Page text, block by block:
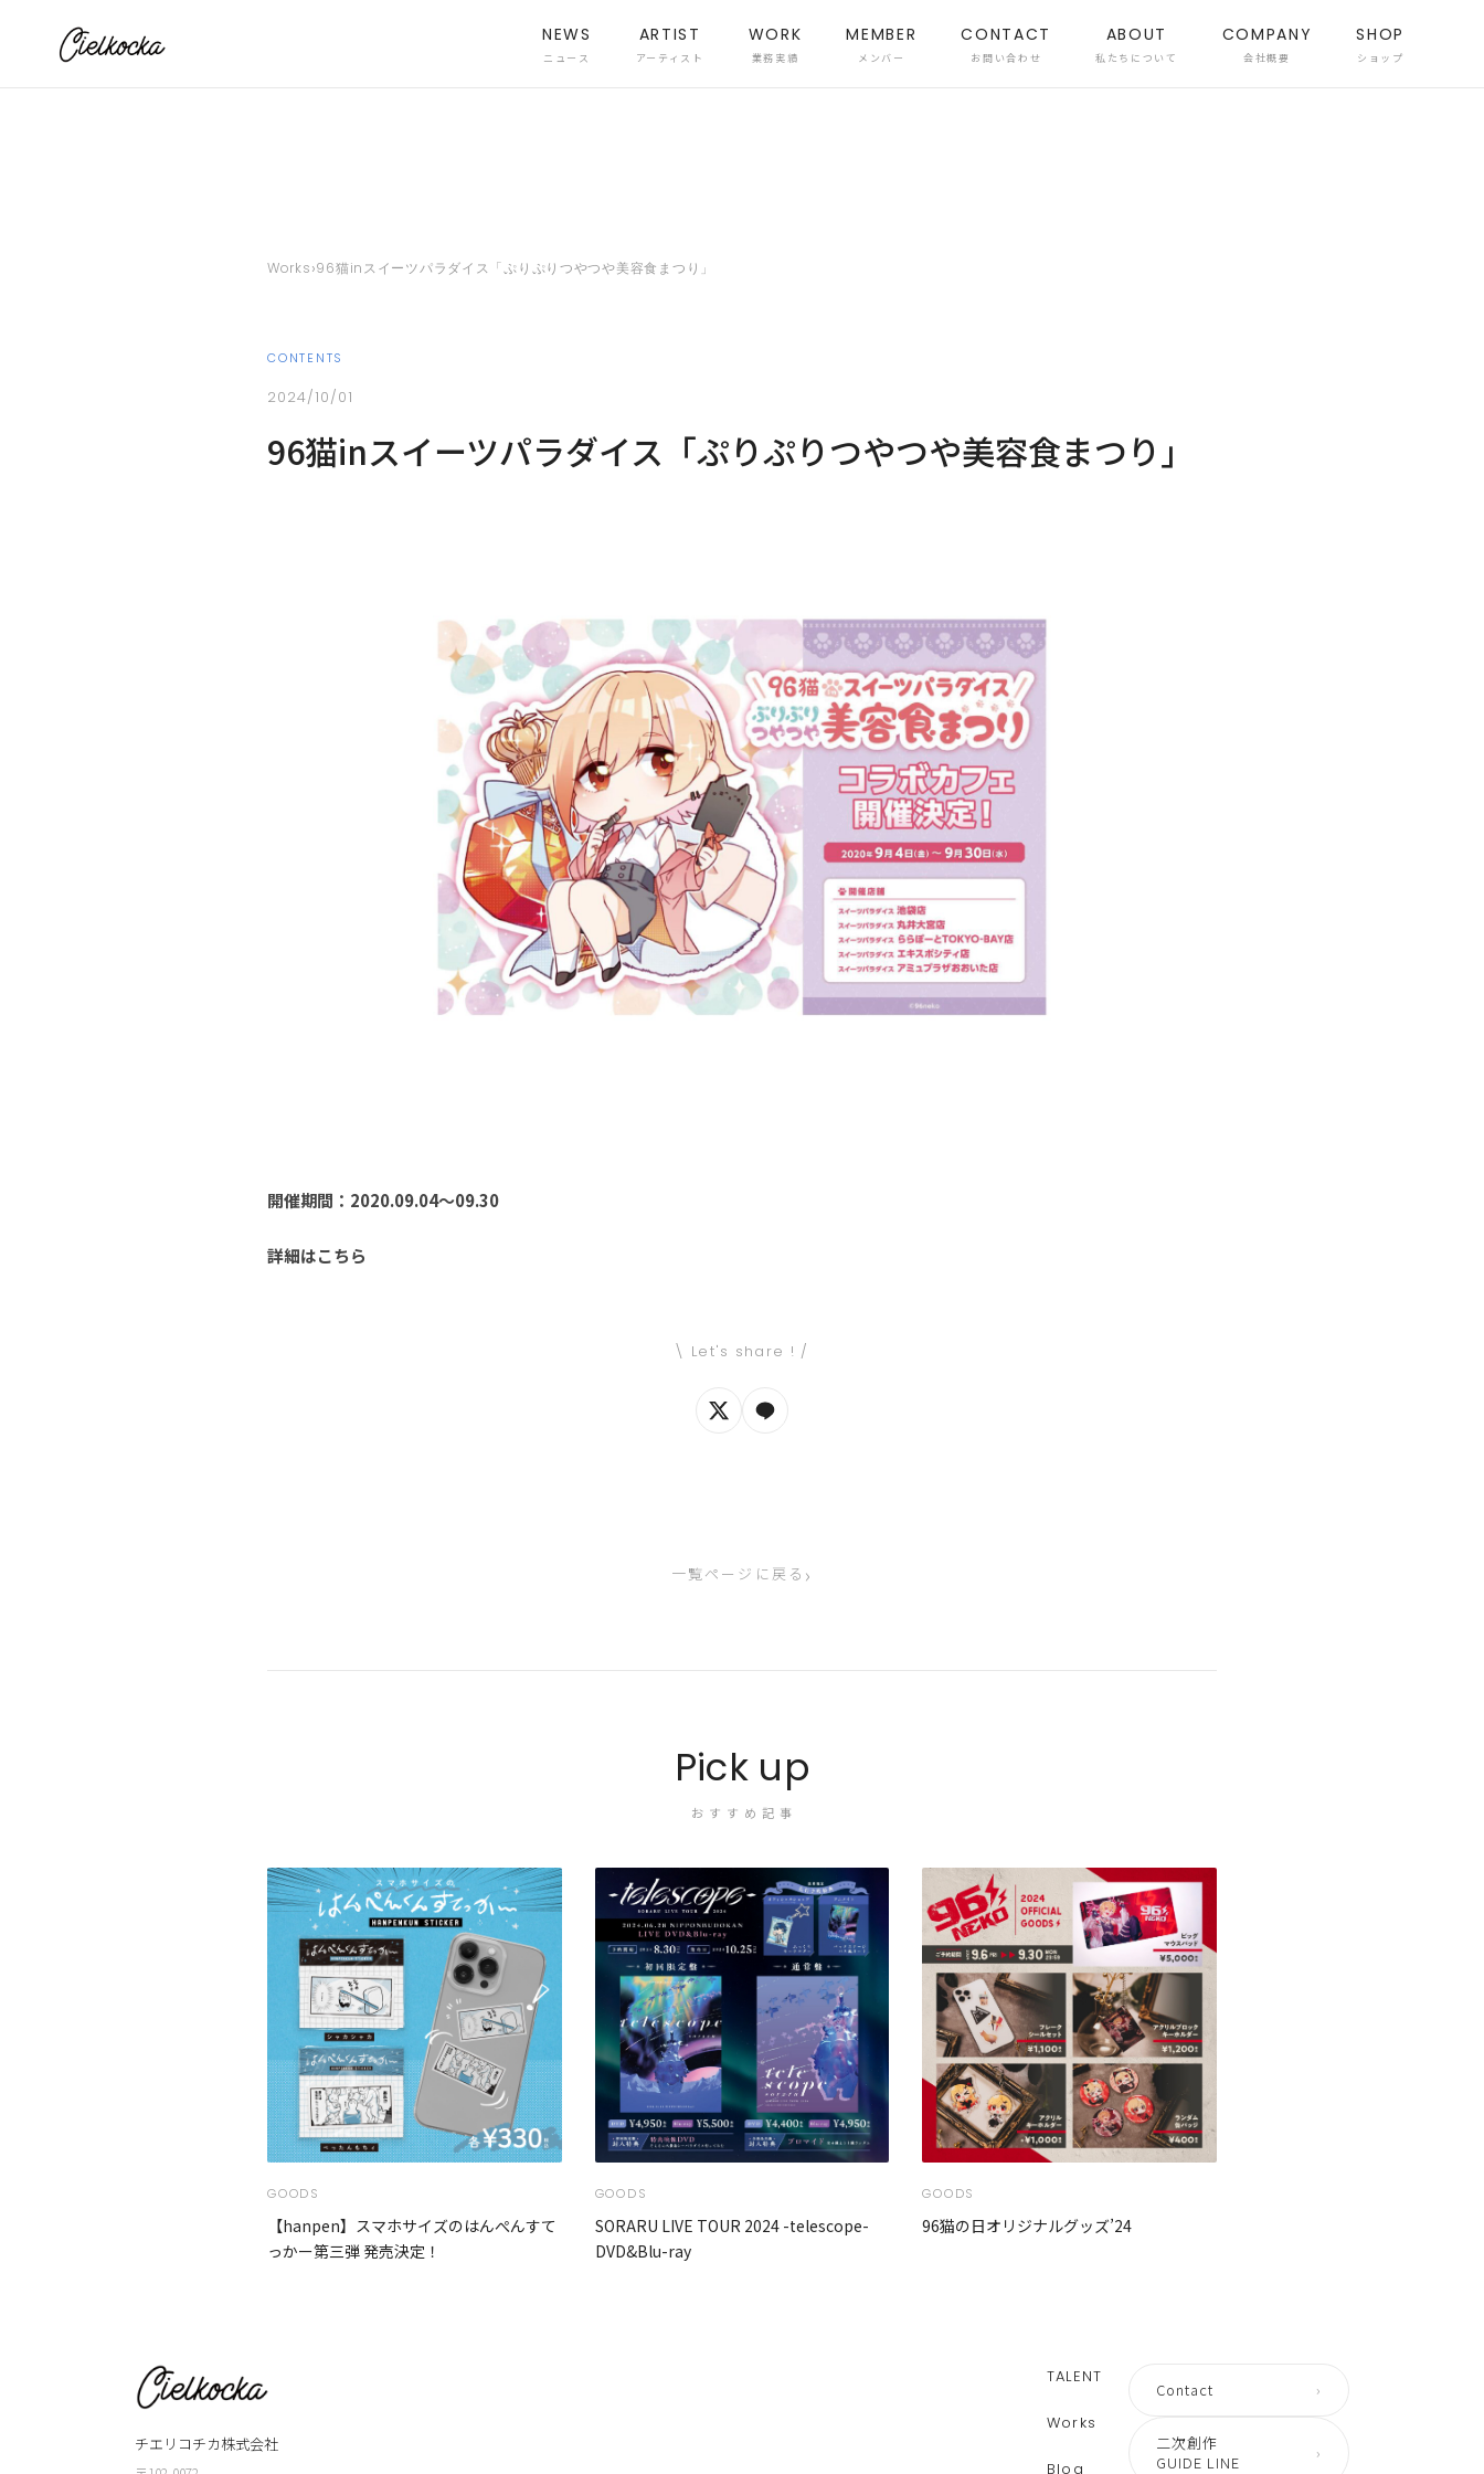
NEWS
ニュース
ARTIST
アーティスト
WORK
業務実績
MEMBER
メンバー
CONTACT
お問い合わせ
ABOUT
私たちについて
COMPANY
会社概要
SHOP
ショップ
Works›96猫inスイーツパラダイス「ぷりぷりつやつや美容食まつり」
CONTENTS
2024/10/01
96猫inスイーツパラダイス「ぷりぷりつやつや美容食まつり」
開催期間：2020.09.04〜09.30
詳細はこちら
\ Let's share ! /
一覧ページに戻る ›
Pick up
おすすめ記事
GOODS
【hanpen】スマホサイズのはんぺんすて
っかー第三弾 発売決定！
GOODS
SORARU LIVE TOUR 2024 -telescope-
DVD&Blu-ray
GOODS
96猫の日オリジナルグッズ’24
チエリコチカ株式会社
TALENT
Works
Blog
Contact ›
二次創作
GUIDE LINE
›